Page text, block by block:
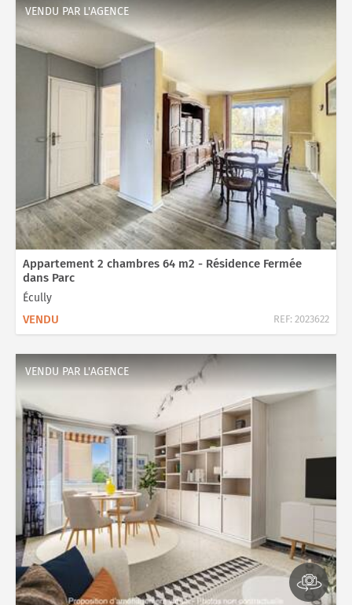
VENDU PAR L'AGENCE
Appartement 2 chambres 64 m2 - Résidence Fermée
dans Parc
Écully
VENDU REF: 2023622
VENDU PAR L'AGENCE